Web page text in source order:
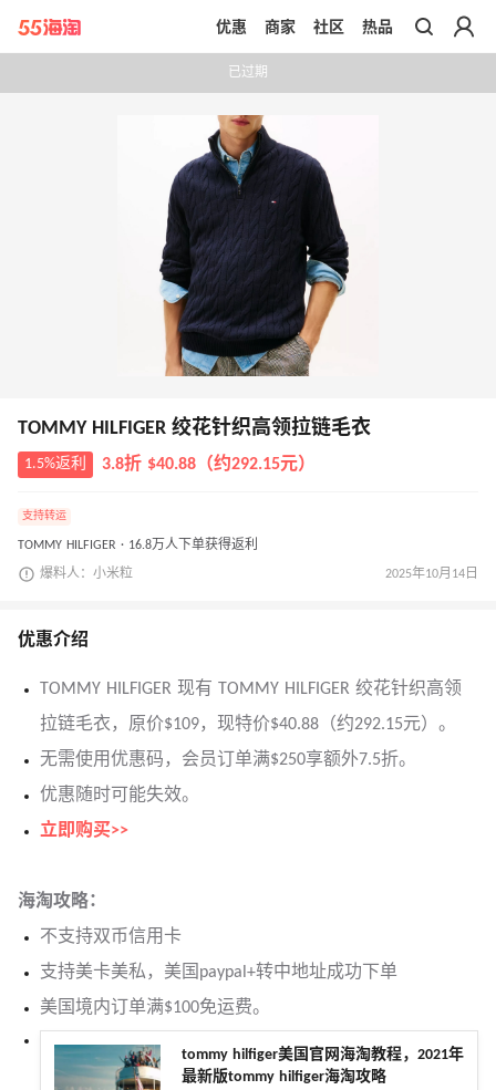
带你去官网买正品
优惠 商家 社区 热品
已过期
TOMMY HILFIGER 绞花针织高领拉链毛衣
1.5%返利 3.8折 $40.88（约292.15元）
支持转运
TOMMY HILFIGER · 16.8万人下单获得返利
爆料人：小米粒 2025年10月14日
优惠介绍
TOMMY HILFIGER 现有 TOMMY HILFIGER 绞花针织高领
拉链毛衣，原价$109，现特价$40.88（约292.15元）。
无需使用优惠码，会员订单满$250享额外7.5折。
优惠随时可能失效。
立即购买>>
海淘攻略：
不支持双币信用卡
支持美卡美私，美国paypal+转中地址成功下单
美国境内订单满$100免运费。
tommy hilfiger美国官网海淘教程，2021年
最新版tommy hilfiger海淘攻略